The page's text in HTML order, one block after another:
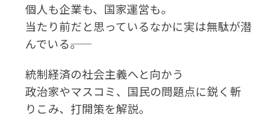
個人も企業も、国家運営も。
当たり前だと思っているなかに実は無駄が潜
んでいる――。
統制経済の社会主義へと向かう
政治家やマスコミ、国民の問題点に鋭く斬
りこみ、打開策を解説。